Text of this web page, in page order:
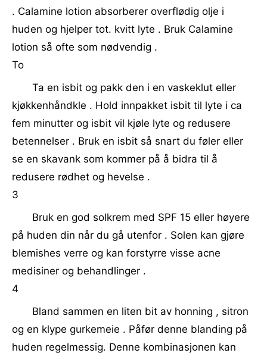
. Calamine lotion absorberer overflødig olje i
huden og hjelper tot. kvitt lyte . Bruk Calamine
lotion så ofte som nødvendig .
To
Ta en isbit og pakk den i en vaskeklut eller
kjøkkenhåndkle . Hold innpakket isbit til lyte i ca
fem minutter og isbit vil kjøle lyte og redusere
betennelser . Bruk en isbit så snart du føler eller
se en skavank som kommer på å bidra til å
redusere rødhet og hevelse .
3
Bruk en god solkrem med SPF 15 eller høyere
på huden din når du gå utenfor . Solen kan gjøre
blemishes verre og kan forstyrre visse acne
medisiner og behandlinger .
4
Bland sammen en liten bit av honning , sitron
og en klype gurkemeie . Påfør denne blanding på
huden regelmessig. Denne kombinasjonen kan